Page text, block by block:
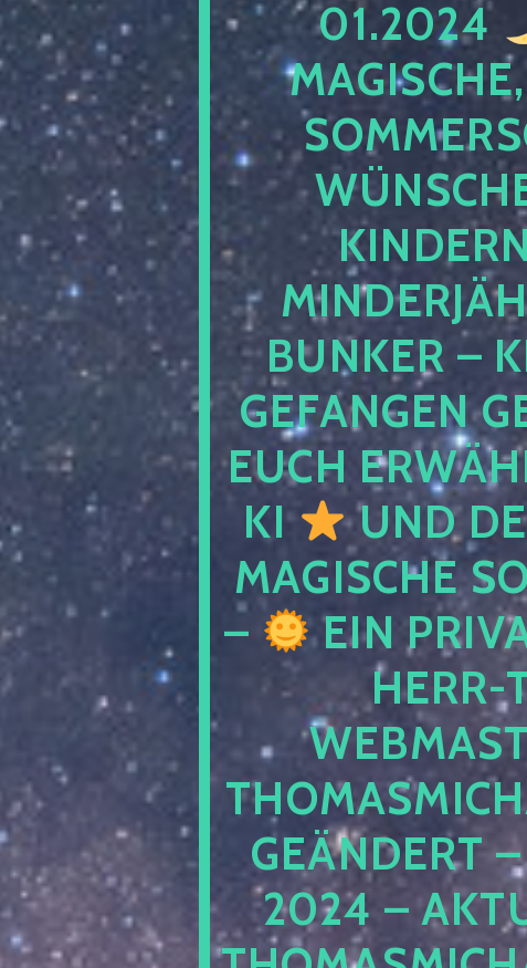
01.2024
BUNKER –
GEFANGEN
EUCH
KI
UND
MAGISCHE
–
EIN
HERR-
GEÄNDERT
2024 –